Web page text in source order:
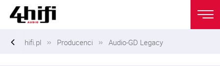
hifi.pl Producenci Audio-GD Legacy